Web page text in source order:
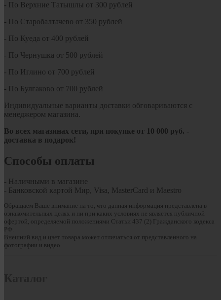
- По Верхние Татышлы от 300 рублей
- По Старобалтачево от 350 рублей
- По Куеда от 400 рублей
- По Чернушка от 500 рублей
- По Иглино от 700 рублей
- По Булгаково от 700 рублей
Индивидуальные варианты доставки обговариваются с
менеджером магазина.
Во всех магазинах сети, при покупке от 10 000 руб. -
доставка в подарок!
Способы оплаты
- Наличными в магазине
- Банковской картой Мир, Visa, MasterCard и Maestro
Обращаем Ваше внимание на то, что данная информация представлена в
ознакомительных целях и ни при каких условиях не является публичной
офертой, определяемой положениями Статьи 437 (2) Гражданского кодекса
РФ.
Внешний вид и цвет товара может отличаться от представленного на
фотографии и видео.